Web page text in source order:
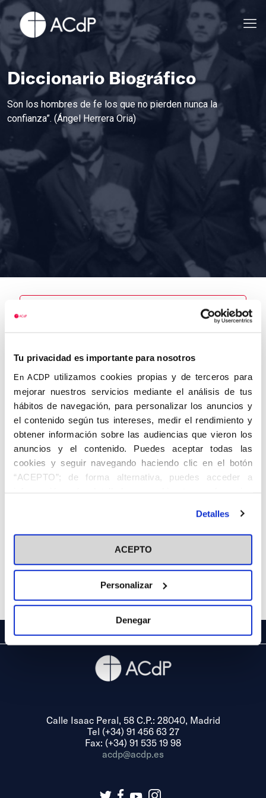
Tu privacidad es importante para nosotros
En ACDP utilizamos cookies propias y de terceros para
mejorar nuestros servicios mediante el análisis de tus
hábitos de navegación, para personalizar los anuncios y
el contenido según tus intereses, medir el rendimiento y
obtener información sobre las audiencias que vieron los
anuncios y el contenido. Puedes aceptar todas las
cookies y seguir navegando haciendo clic en el botón
“ACEPTO”; de forma alternativa, puedes acceder a
información más detallada y cambiar tus preferencias
en el botón "Personalizar". Para más información puedes
visitar nuestra Política de Cookies
Detalles
ACEPTO
Personalizar
Denegar
Diccionario Biográfico
Son los hombres de fe los que no pierden nunca la
confianza”. (Ángel Herrera Oria)
Peña Yañez,
Arsacio
Autor
Centro de
adscripción
Fecha de
nacimiento
01/01/1914
Lugar de
Fecha de
defunción
Lugar de
defunción
Calle Isaac Peral, 58 C.P.: 28040, Madrid
Tel (+34) 91 456 63 27
Fax: (+34) 91 535 19 98
acdp@acdp.es